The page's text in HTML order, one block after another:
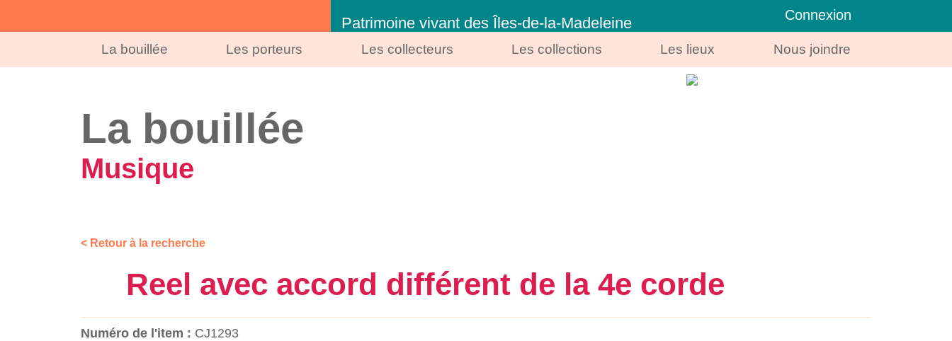
Patrimoine vivant des Îles-de-la-Madeleine Connexion
La bouillée Les porteurs Les collecteurs Les collections Les lieux Nous joindre
La bouillée
Musique
< Retour à la recherche
Reel avec accord différent de la 4e corde
Numéro de l'item : CJ1293